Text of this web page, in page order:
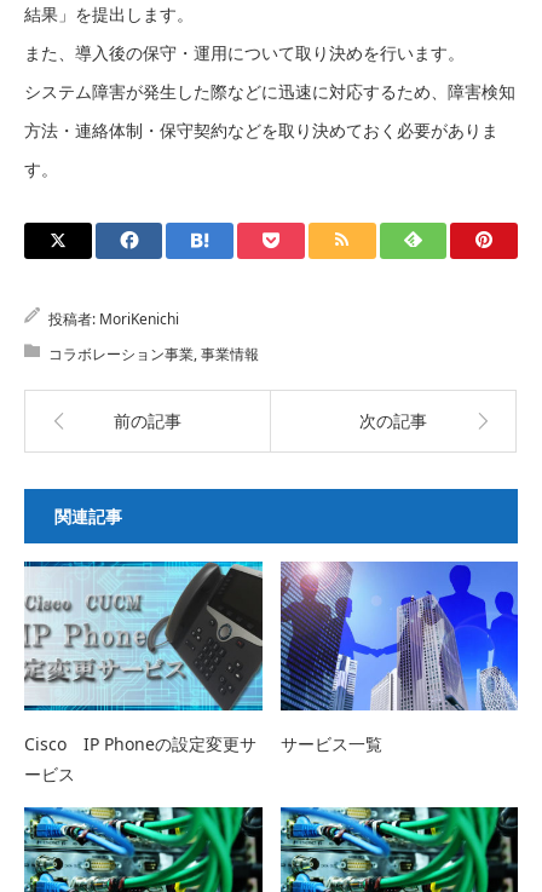
結果」を提出します。
また、導入後の保守・運用について取り決めを行います。
システム障害が発生した際などに迅速に対応するため、障害検知
方法・連絡体制・保守契約などを取り決めておく必要がありま
す。
投稿者: MoriKenichi
コラボレーション事業,事業情報
前の記事 次の記事
関連記事
Cisco IP Phoneの設定変更サ
ービス
サービス一覧